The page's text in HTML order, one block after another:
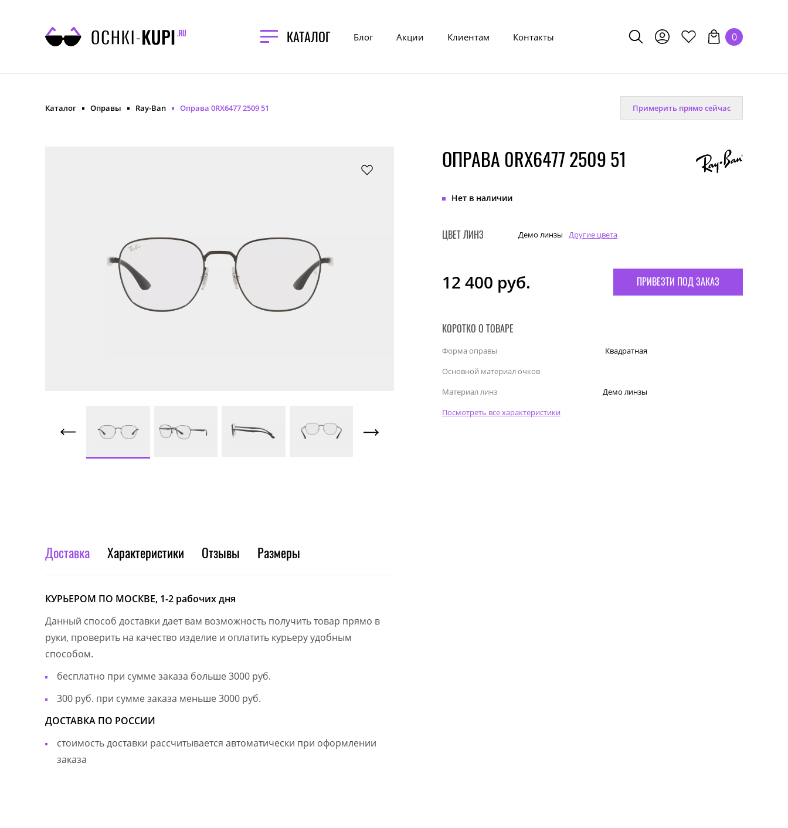
КАТАЛОГ Блог Акции Клиентам Контакты 0
Каталог Оправы Ray-Ban Оправа 0RX6477 2509 51 Примерить прямо сейчас
ОПРАВА 0RX6477 2509 51
Нет в наличии
ЦВЕТ ЛИНЗ Демо линзы Другие цвета
12 400 руб. ПРИВЕЗТИ ПОД ЗАКАЗ
КОРОТКО О ТОВАРЕ
Форма оправы
Квадратная
Основной материал очков
Материал линз
Демо линзы
Посмотреть все характеристики
Доставка Характеристики Отзывы Размеры
КУРЬЕРОМ ПО МОСКВЕ, 1-2 рабочих дня
Данный способ доставки дает вам возможность получить товар прямо в
руки, проверить на качество изделие и оплатить курьеру удобным
способом.
бесплатно при сумме заказа больше 3000 руб.
300 руб. при сумме заказа меньше 3000 руб.
ДОСТАВКА ПО РОССИИ
стоимость доставки рассчитывается автоматически при оформлении
заказа